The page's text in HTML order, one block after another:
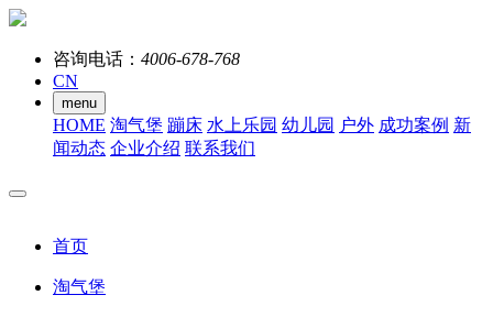
咨询电话： 4006-678-768
CN
menu
HOME 淘气堡 蹦床 水上乐园 幼儿园 户外 成功案例 新
闻动态 企业介绍 联系我们
首页
淘气堡